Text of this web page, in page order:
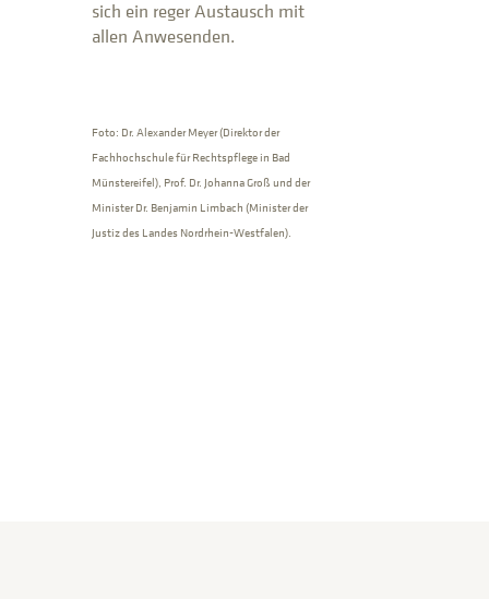
sich ein reger Austausch mit
allen Anwesenden.
Foto: Dr. Alexander Meyer (Direktor der
Fachhochschule für Rechtspflege in Bad
Münstereifel), Prof. Dr. Johanna Groß und der
Minister Dr. Benjamin Limbach (Minister der
Justiz des Landes Nordrhein-Westfalen).